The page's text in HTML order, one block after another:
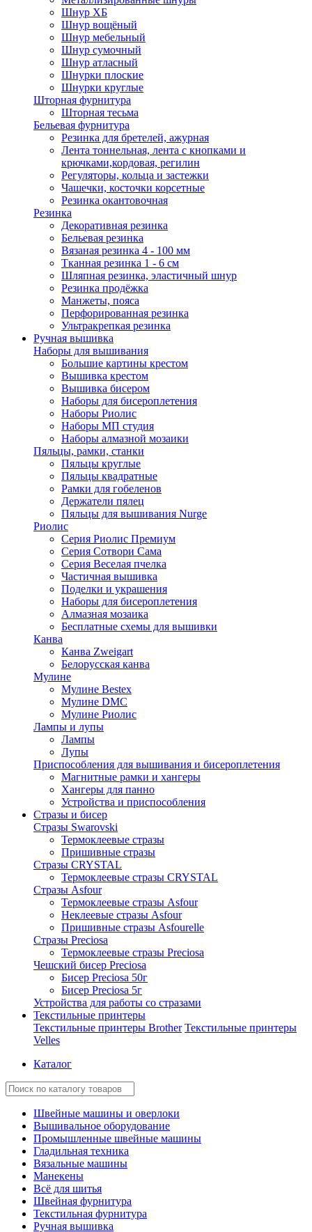
Шнур ХБ
Шнур вощёный
Шнур мебельный
Шнур сумочный
Шнур атласный
Шнурки плоские
Шнурки круглые
Шторная фурнитура
Шторная тесьма
Бельевая фурнитура
Резинка для бретелей, ажурная
Лента тоннельная, лента с кнопками и
крючками,кордовая, регилин
Регуляторы, кольца и застежки
Чашечки, косточки корсетные
Резинка окантовочная
Резинка
Декоративная резинка
Бельевая резинка
Вязаная резинка 4 - 100 мм
Тканная резинка 1 - 6 см
Шляпная резинка, эластичный шнур
Резинка продёжка
Манжеты, пояса
Перфорированная резинка
Ультракрепкая резинка
Ручная вышивка
Наборы для вышивания
Большие картины крестом
Вышивка крестом
Вышивка бисером
Наборы для бисероплетения
Наборы Риолис
Наборы МП студия
Наборы алмазной мозаики
Пяльцы, рамки, станки
Пяльцы круглые
Пяльцы квадратные
Рамки для гобеленов
Держатели пялец
Пяльцы для вышивания Nurge
Риолис
Серия Риолис Премиум
Серия Сотвори Сама
Серия Веселая пчелка
Частичная вышивка
Поделки и украшения
Наборы для бисероплетения
Алмазная мозаика
Бесплатные схемы для вышивки
Канва
Канва Zweigart
Белорусская канва
Мулине
Мулине Bestex
Мулине DMC
Мулине Риолис
Лампы и лупы
Лампы
Лупы
Приспособления для вышивания и бисероплетения
Магнитные рамки и хангеры
Хангеры для панно
Устройства и приспособления
Стразы и бисер
Стразы Swarovski
Термоклеевые стразы
Пришивные стразы
Стразы CRYSTAL
Термоклеевые стразы CRYSTAL
Стразы Asfour
Термоклеевые стразы Asfour
Неклеевые стразы Asfour
Пришивные стразы Asfourelle
Стразы Preciosa
Термоклеевые стразы Preciosa
Чешский бисер Preciosa
Бисер Preciosa 50г
Бисер Preciosa 5г
Устройства для работы со стразами
Текстильные принтеры
Текстильные принтеры Brother Текстильные принтеры
Velles
Каталог
Швейные машины и оверлоки
Вышивальное оборудование
Промышленные швейные машины
Гладильная техника
Вязальные машины
Манекены
Всё для шитья
Швейная фурнитура
Текстильная фурнитура
Ручная вышивка